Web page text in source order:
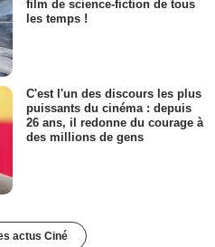
film de science-fiction de tous
les temps !
C'est l'un des discours les plus
puissants du cinéma : depuis
26 ans, il redonne du courage à
des millions de gens
actus Ciné